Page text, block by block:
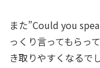
また”Could you
っくり言ってもらっ
き取りやすくなるで